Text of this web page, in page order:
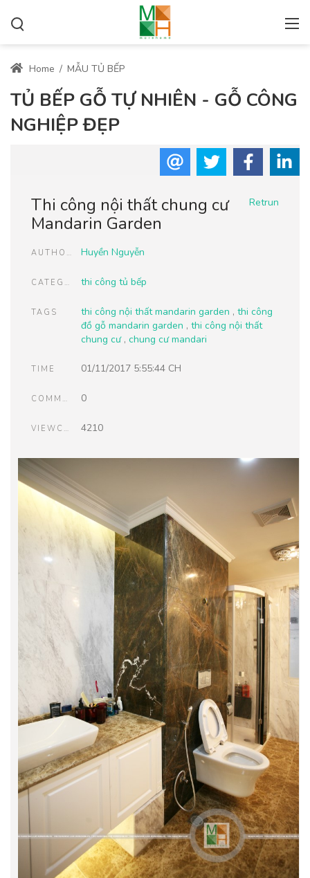
Home / MẪU TỦ BẾP
TỦ BẾP GỖ TỰ NHIÊN - GỖ CÔNG
NGHIỆP ĐẸP
Retrun
Thi công nội thất chung cư
Mandarin Garden
AUTHOR Huyền Nguyễn
CATEGORIES thi công tủ bếp
TAGS thi công nội thất mandarin garden , thi công
đồ gỗ mandarin garden , thi công nội thất
chung cư, chung cư mandari
TIME 01/11/2017 5:55:44 CH
COMMENTS 0
VIEWCOUNT 4210